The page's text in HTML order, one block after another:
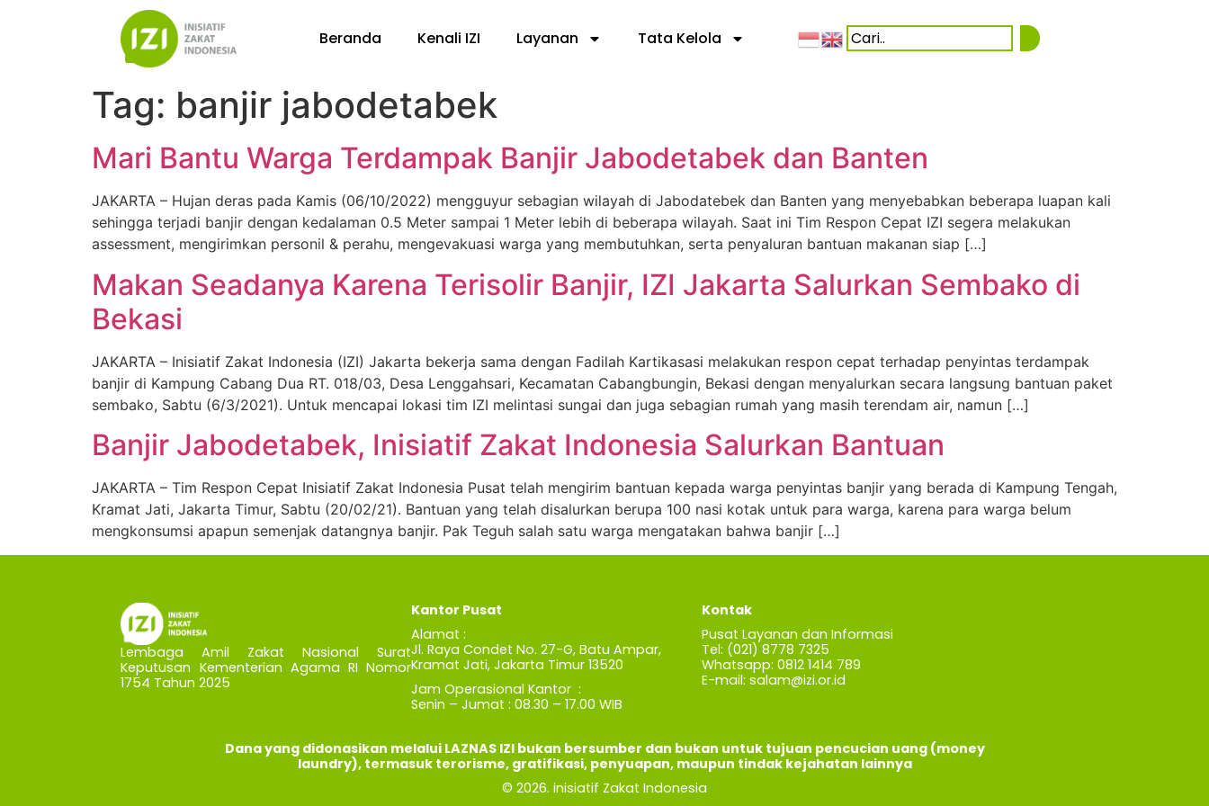
Beranda Kenali IZI Layanan Tata Kelola
Tag: banjir jabodetabek
Mari Bantu Warga Terdampak Banjir Jabodetabek dan Banten
JAKARTA – Hujan deras pada Kamis (06/10/2022) mengguyur sebagian wilayah di Jabodatebek dan Banten yang menyebabkan beberapa luapan kali
sehingga terjadi banjir dengan kedalaman 0.5 Meter sampai 1 Meter lebih di beberapa wilayah. Saat ini Tim Respon Cepat IZI segera melakukan
assessment, mengirimkan personil & perahu, mengevakuasi warga yang membutuhkan, serta penyaluran bantuan makanan siap […]
Makan Seadanya Karena Terisolir Banjir, IZI Jakarta Salurkan Sembako di
Bekasi
JAKARTA – Inisiatif Zakat Indonesia (IZI) Jakarta bekerja sama dengan Fadilah Kartikasasi melakukan respon cepat terhadap penyintas terdampak
banjir di Kampung Cabang Dua RT. 018/03, Desa Lenggahsari, Kecamatan Cabangbungin, Bekasi dengan menyalurkan secara langsung bantuan paket
sembako, Sabtu (6/3/2021). Untuk mencapai lokasi tim IZI melintasi sungai dan juga sebagian rumah yang masih terendam air, namun […]
Banjir Jabodetabek, Inisiatif Zakat Indonesia Salurkan Bantuan
JAKARTA – Tim Respon Cepat Inisiatif Zakat Indonesia Pusat telah mengirim bantuan kepada warga penyintas banjir yang berada di Kampung Tengah,
Kramat Jati, Jakarta Timur, Sabtu (20/02/21). Bantuan yang telah disalurkan berupa 100 nasi kotak untuk para warga, karena para warga belum
mengkonsumsi apapun semenjak datangnya banjir. Pak Teguh salah satu warga mengatakan bahwa banjir […]
Lembaga Amil Zakat Nasional Surat
Keputusan Kementerian Agama RI Nomor
1754 Tahun 2025
Kantor Pusat
Alamat :
Jl. Raya Condet No. 27-G, Batu Ampar,
Kramat Jati, Jakarta Timur 13520
Jam Operasional Kantor :
Senin – Jumat : 08.30 – 17.00 WIB
Kontak
Pusat Layanan dan Informasi
Tel: (021) 8778 7325
Whatsapp: 0812 1414 789
E-mail: salam@izi.or.id
Dana yang didonasikan melalui LAZNAS IZI bukan bersumber dan bukan untuk tujuan pencucian uang (money
laundry), termasuk terorisme, gratifikasi, penyuapan, maupun tindak kejahatan lainnya
© 2026. inisiatif Zakat Indonesia